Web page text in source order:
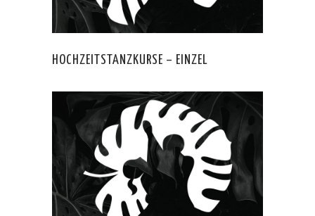
HOCHZEITSTANZKURSE – EINZEL